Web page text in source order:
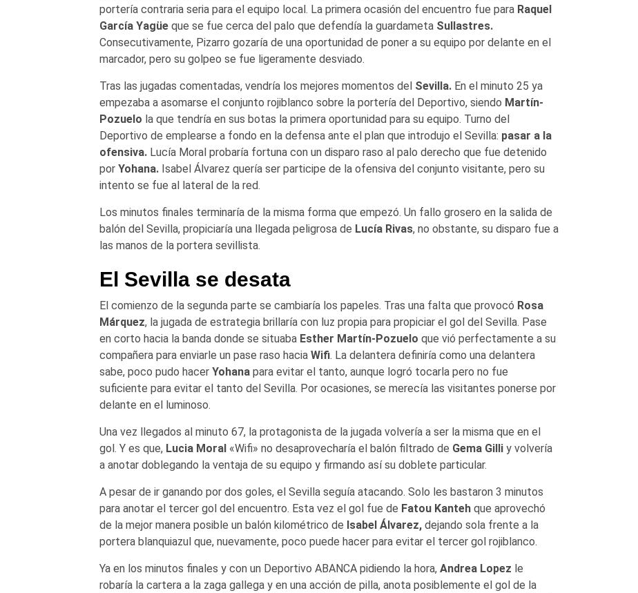
portería contraria seria para el equipo local. La primera ocasión del encuentro fue para Raquel
García Yagüeque se fue cerca del palo que defendía la guardameta Sullastres.
Consecutivamente, Pizarro gozaría de una oportunidad de poner a su equipo por delante en el
marcador, pero su golpeo se fue ligeramente desviado.
Tras las jugadas comentadas, vendría los mejores momentos del Sevilla.En el minuto 25 ya
empezaba a asomarse el conjunto rojiblanco sobre la portería del Deportivo, siendo Martín-
Pozuelo la que tendría en sus botas la primera oportunidad para su equipo. Turno del
Deportivo de emplearse a fondo en la defensa ante el plan que introdujo el Sevilla: pasar a la
ofensiva.Lucía Moral probaría fortuna con un disparo raso al palo derecho que fue detenido
por Yohana.Isabel Álvarez quería ser participe de la ofensiva del conjunto visitante, pero su
intento se fue al lateral de la red.
Los minutos finales terminaría de la misma forma que empezó. Un fallo grosero en la salida de
balón del Sevilla, propiciaría una llegada peligrosa de Lucía Rivas, no obstante, su disparo fue a
las manos de la portera sevillista.
El Sevilla se desata
El comienzo de la segunda parte se cambiaría los papeles. Tras una falta que provocó Rosa
Márquez, la jugada de estrategia brillaría con luz propia para propiciar el gol del Sevilla. Pase
en corto hacia la banda donde se situaba Esther Martín-Pozuelo que vió perfectamente a su
compañera para enviarle un pase raso hacia Wifi. La delantera definiría como una delantera
sabe, poco pudo hacer Yohanapara evitar el tanto, aunque logró tocarla pero no fue
suficiente para evitar el tanto del Sevilla. Por ocasiones, se merecía las visitantes ponerse por
delante en el luminoso.
Una vez llegados al minuto 67, la protagonista de la jugada volvería a ser la misma que en el
gol. Y es que, Lucia Moral«Wifi» no desaprovecharía el balón filtrado de Gema Gilliy volvería
a anotar doblegando la ventaja de su equipo y firmando así su doblete particular.
A pesar de ir ganando por dos goles, el Sevilla seguía atacando. Solo les bastaron 3 minutos
para anotar el tercer gol del encuentro. Esta vez el gol fue de Fatou Kantehque aprovechó
de la mejor manera posible un balón kilométrico de Isabel Álvarez,dejando sola frente a la
portera blanquiazul que, nuevamente, poco puede hacer para evitar el tercer gol rojiblanco.
Ya en los minutos finales y con un Deportivo ABANCA pidiendo la hora, Andrea Lopez le
robaría la cartera a la zaga gallega y en una acción de pilla, anota posiblemente el gol de la